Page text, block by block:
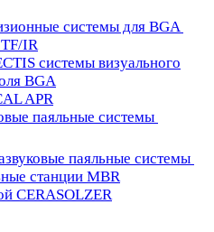
системы для BGA
IR
системы визуального
BGA
APR
паяльные системы
паяльные системы
станции MBR
CERASOLZER